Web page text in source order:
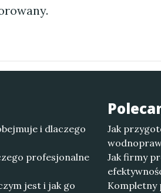
i dlaczego
profesjonalne
jest i jak go
Jak
Jak firmy
Kompletny